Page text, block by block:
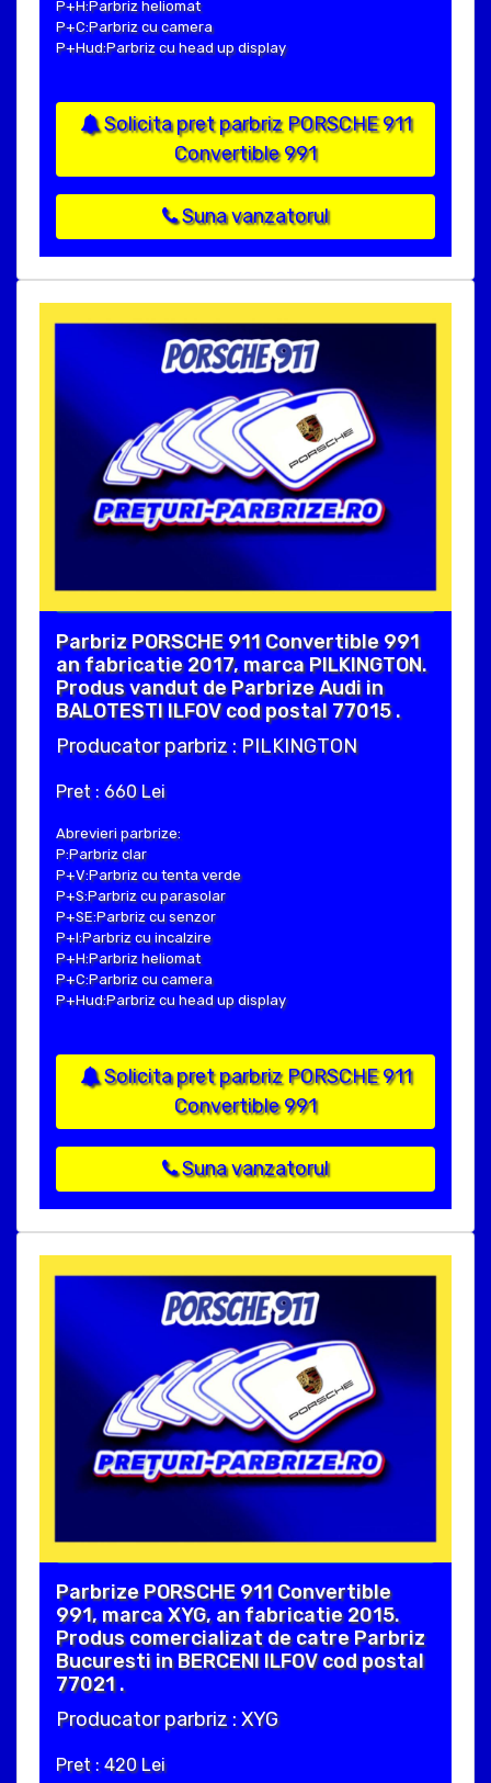
P+H:Parbriz heliomat
P+C:Parbriz cu camera
P+Hud:Parbriz cu head up display
Solicita pret parbriz PORSCHE 911
Convertible 991
Suna vanzatorul
Parbriz PORSCHE 911 Convertible 991
an fabricatie 2017, marca PILKINGTON.
Produs vandut de Parbrize Audi in
BALOTESTI ILFOV cod postal 77015 .
Producator parbriz : PILKINGTON
Pret : 660 Lei
Abrevieri parbrize:
P:Parbriz clar
P+V:Parbriz cu tenta verde
P+S:Parbriz cu parasolar
P+SE:Parbriz cu senzor
P+I:Parbriz cu incalzire
P+H:Parbriz heliomat
P+C:Parbriz cu camera
P+Hud:Parbriz cu head up display
Solicita pret parbriz PORSCHE 911
Convertible 991
Suna vanzatorul
Parbrize PORSCHE 911 Convertible
991, marca XYG, an fabricatie 2015.
Produs comercializat de catre Parbriz
Bucuresti in BERCENI ILFOV cod postal
77021 .
Producator parbriz : XYG
Pret : 420 Lei